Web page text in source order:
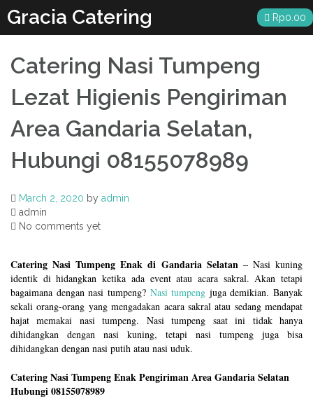
to
content
Gracia Catering Rp0.00
Catering Nasi Tumpeng
Lezat Higienis Pengiriman
Area Gandaria Selatan,
Hubungi 08155078989
March 2, 2020 by admin
admin
No comments yet
Catering Nasi Tumpeng Enak di Gandaria Selatan– Nasi kuning
identik di hidangkan ketika ada event atau acara sakral. Akan tetapi
bagaimana dengan nasi tumpeng? Nasi tumpeng juga demikian. Banyak
sekali orang-orang yang mengadakan acara sakral atau sedang mendapat
hajat memakai nasi tumpeng. Nasi tumpeng saat ini tidak hanya
dihidangkan dengan nasi kuning, tetapi nasi tumpeng juga bisa
dihidangkan dengan nasi putih atau nasi uduk.
Catering Nasi Tumpeng Enak Pengiriman Area Gandaria Selatan
Hubungi 08155078989